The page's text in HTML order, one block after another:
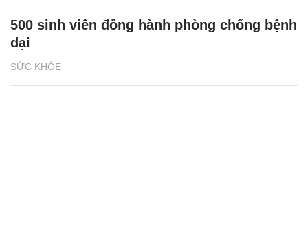
SỨC KHỎE
500 sinh viên đồng hành phòng chống bệnh
dại